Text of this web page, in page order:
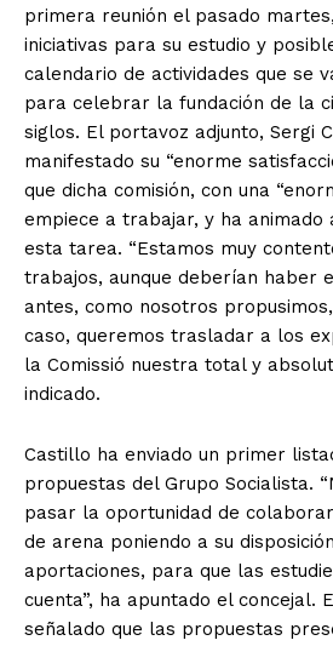
primera reunión el pasado
iniciativas para su estudio y
calendario de actividades que se
para celebrar la fundación de la
siglos. El portavoz adjunto, Sergi
manifestado su “enorme
que dicha comisión, con una
empiece a trabajar, y ha animado
esta tarea. “Estamos muy
trabajos, aunque deberían haber
antes, como nosotros
caso, queremos trasladar a los
la Comissió nuestra total y
indicado.
Castillo ha enviado un primer
propuestas del Grupo Socialista.
pasar la oportunidad de
de arena poniendo a su
aportaciones, para que las
cuenta”, ha apuntado el concejal.
señalado que las propuestas